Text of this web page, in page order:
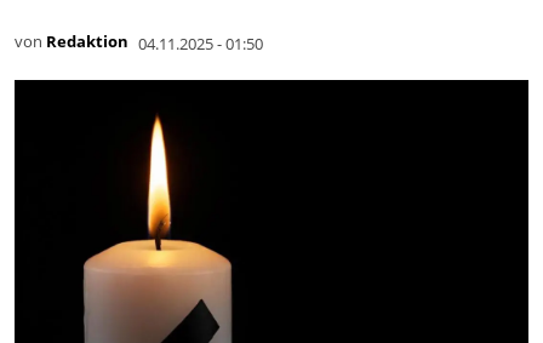
von Redaktion 04.11.2025 - 01:50